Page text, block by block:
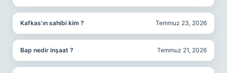
Kafkas’ın sahibi kim ? Temmuz 23, 2026
Bap nedir inşaat ? Temmuz 21, 2026